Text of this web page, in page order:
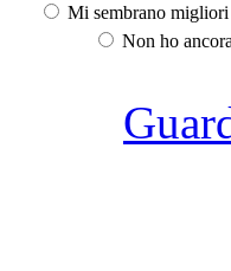
Mi sembrano
Non ho